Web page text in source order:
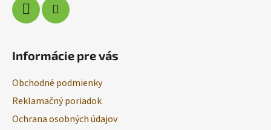
Informácie pre vás
Obchodné podmienky
Reklamačný poriadok
Ochrana osobných údajov